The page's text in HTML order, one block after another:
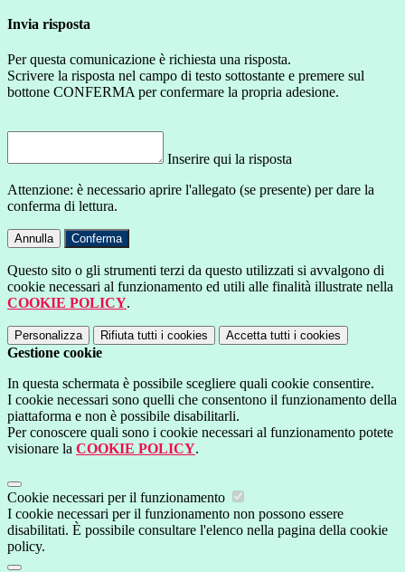
Invia risposta
Per questa comunicazione è richiesta una risposta.
Scrivere la risposta nel campo di testo sottostante e premere sul
bottone CONFERMA per confermare la propria adesione.
Inserire qui la risposta
Attenzione: è necessario aprire l'allegato (se presente) per dare la
conferma di lettura.
Annulla Conferma
Questo sito o gli strumenti terzi da questo utilizzati si avvalgono di
cookie necessari al funzionamento ed utili alle finalità illustrate nella
COOKIE POLICY.
Personalizza Rifiuta tutti i cookies Accetta tutti i cookies
Gestione cookie
In questa schermata è possibile scegliere quali cookie consentire.
I cookie necessari sono quelli che consentono il funzionamento della
piattaforma e non è possibile disabilitarli.
Per conoscere quali sono i cookie necessari al funzionamento potete
visionare la COOKIE POLICY.
Cookie necessari per il funzionamento
I cookie necessari per il funzionamento non possono essere
disabilitati. È possibile consultare l'elenco nella pagina della cookie
policy.